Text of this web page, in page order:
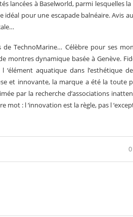
lancées à Baselworld, parmi lesquelles
idéal pour une escapade balnéaire. Avis
de TechnoMarine… Célèbre pour ses
montres dynamique basée à Genève.
‘élément aquatique dans l’esthétique
et innovante, la marque a été la toute
par la recherche d’associations
mot : l ‘innovation est la règle, pas l